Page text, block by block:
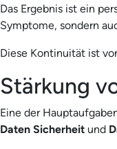
Das Ergebnis ist ein
Symptome, sondern
Diese Kontinuität ist
Stärkung
Eine der
Daten Sicherheit und